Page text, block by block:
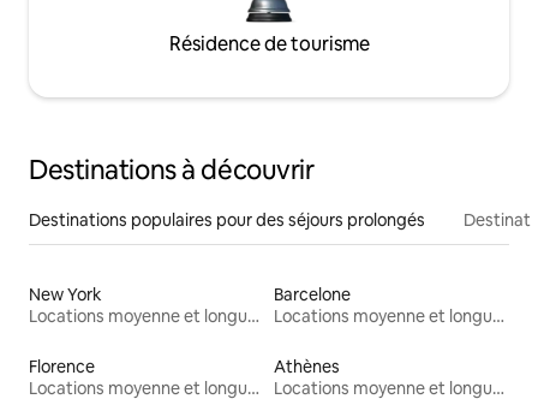
Résidence de tourisme
Destinations à découvrir
Destinations populaires pour des séjours prolongés
New York
Locations moyenne et longue durée
Barcelone
Locations moyenne et longue durée
Florence
Locations moyenne et longue durée
Athènes
Locations moyenne et longue durée